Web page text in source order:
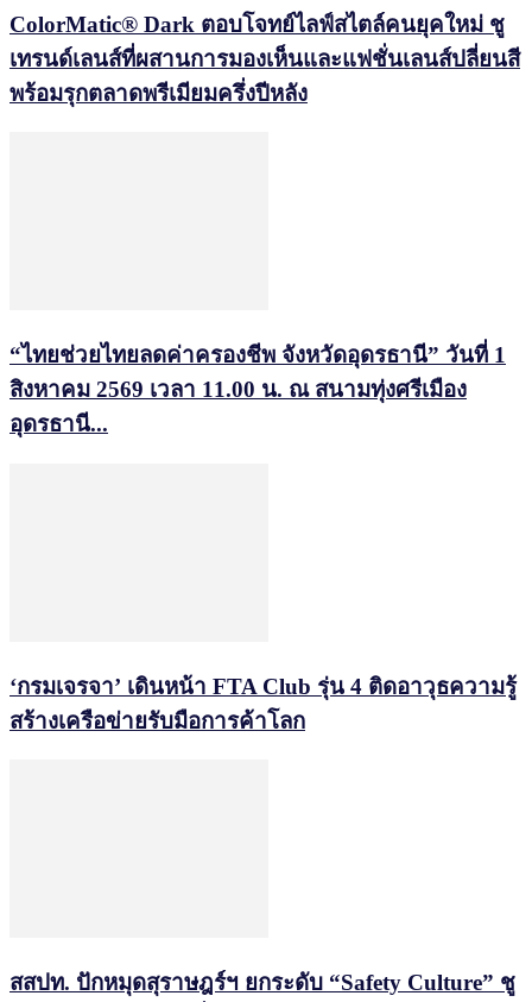
ColorMatic® Dark ตอบโจทย์ไลฟ์สไตล์คนยุคใหม่ ชู
เทรนด์เลนส์ที่ผสานการมองเห็นและแฟชั่นเลนส์ปลี่ยนสี
พร้อมรุกตลาดพรีเมียมครึ่งปีหลัง
“ไทยช่วยไทยลดค่าครองชีพ จังหวัดอุดรธานี” วันที่ 1
สิงหาคม 2569 เวลา 11.00 น. ณ สนามทุ่งศรีเมือง
อุดรธานี...
‘กรมเจรจา’ เดินหน้า FTA Club รุ่น 4 ติดอาวุธความรู้
สร้างเครือข่ายรับมือการค้าโลก
สสปท. ปักหมุดสุราษฎร์ฯ ยกระดับ “Safety Culture” ชู